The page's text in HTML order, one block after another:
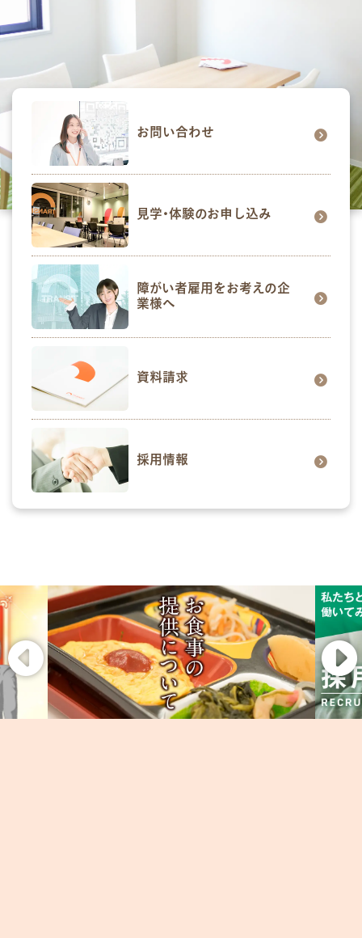
お問い合わせ
見学･体験のお申し込み
障がい者雇用をお考えの企
業様へ
資料請求
採用情報